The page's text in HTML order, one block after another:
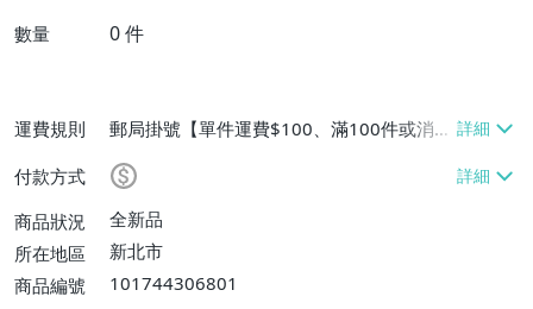
數量 0件
運費規則
郵局掛號【單件運費$100、滿100件或消費
滿$100000免運費】
付款方式
商品狀況
全新品
所在地區
新北市
商品編號
101744306801